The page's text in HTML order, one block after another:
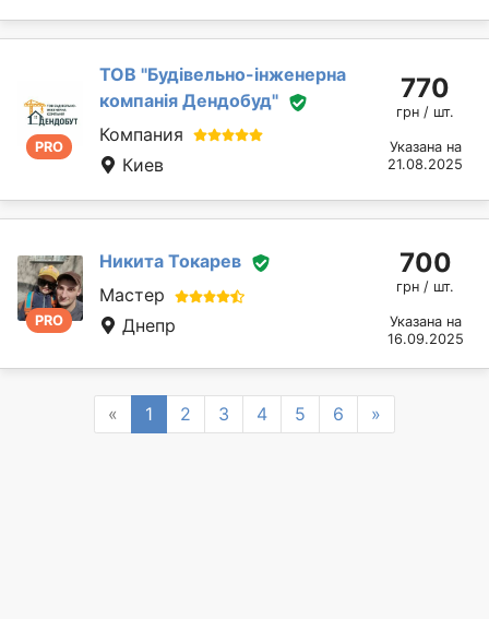
PRO
ТОВ "Будівельно-інженерна
компанія Дендобуд"
Компания
Киев
770
грн / шт.
Указана на
21.08.2025
PRO
Никита Токарев
Мастер
Днепр
700
грн / шт.
Указана на
16.09.2025
« Previous
1 2 3 4 5 6 »